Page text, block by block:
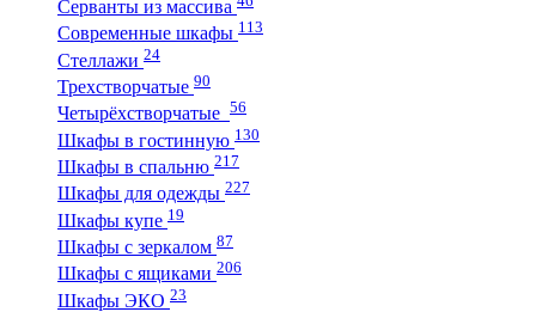
Серванты из массива
Современные шкафы 113
Стеллажи 24
Трехстворчатые 90
Четырёхстворчатые 56
Шкафы в гостинную 130
Шкафы в спальню 217
Шкафы для одежды 227
Шкафы купе 19
Шкафы с зеркалом 87
Шкафы с ящиками 206
Шкафы ЭКО 23